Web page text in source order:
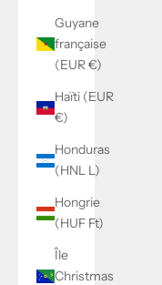
Guyane
française
(EUR €)
Haïti (EUR
€)
Honduras
(HNL L)
Hongrie
(HUF Ft)
Île
Christmas